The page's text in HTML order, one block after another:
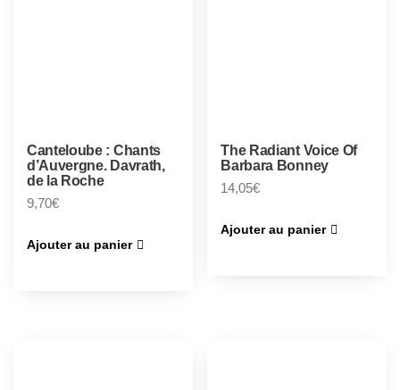
Canteloube : Chants
d’Auvergne. Davrath,
de la Roche
9,70€
Ajouter au panier
The Radiant Voice Of
Barbara Bonney
14,05€
Ajouter au panier